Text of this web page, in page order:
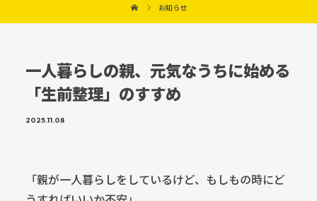
お知らせ
一人暮らしの親、元気なうちに始める
「生前整理」のすすめ
2025.11.08
「親が一人暮らしをしているけど、もしもの時にど